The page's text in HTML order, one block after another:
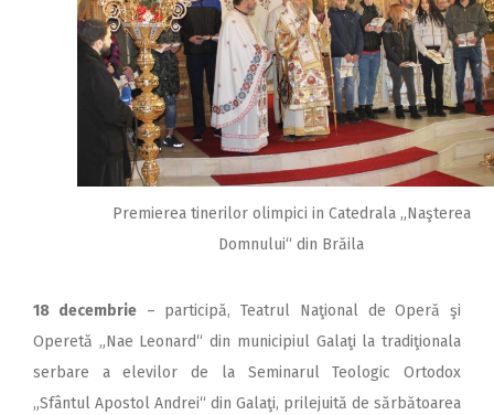
Premierea tinerilor olimpici in Catedrala „Naşterea
Domnului“ din Brăila
18 decembrie– participă, Teatrul Naţional de Operă şi
Operetă „Nae Leonard“ din municipiul Galaţi la tradiţionala
serbare a elevilor de la Seminarul Teologic Ortodox
„Sfântul Apostol Andrei“ din Galaţi, prilejuită de sărbătoarea